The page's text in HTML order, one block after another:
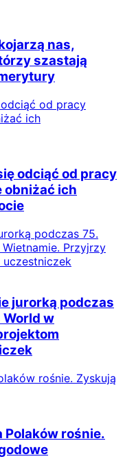
nas,
szastają
odciąć od pracy
obniżać ich
jurorką podczas
w
rośnie.